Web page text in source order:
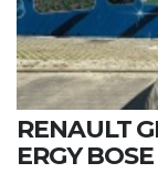
RENAULT
ERGY BOSE